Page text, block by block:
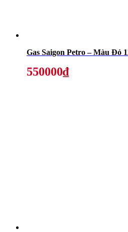
Gas Saigon Petro – Màu Đỏ
550000₫